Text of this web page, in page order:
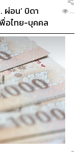
อน’ บิดา
พื่อไทย-บุคคล
...